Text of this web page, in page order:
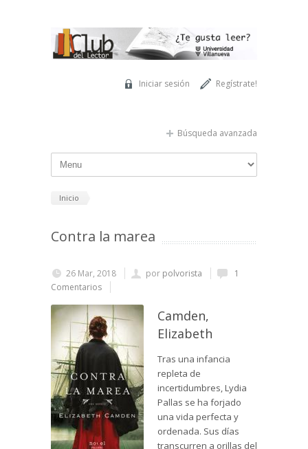
Regístrate!
Iniciar sesión
Búsqueda avanzada
Inicio
Contra la marea
26 Mar, 2018 por polvorista
1
Comentarios
Camden,
Elizabeth
Tras una infancia
repleta de
incertidumbres, Lydia
Pallas se ha forjado
una vida perfecta y
ordenada. Sus días
transcurren a orillas del